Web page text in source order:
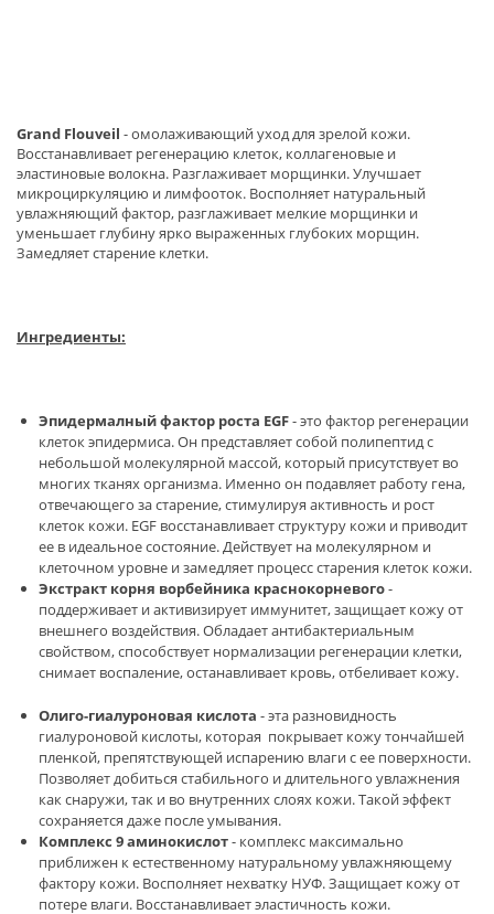
Grand Flouveil - омолаживающий уход для зрелой кожи.
Восстанавливает регенерацию клеток, коллагеновые и
эластиновые волокна. Разглаживает морщинки. Улучшает
микроциркуляцию и лимфооток. Восполняет натуральный
увлажняющий фактор, разглаживает мелкие морщинки и
уменьшает глубину ярко выраженных глубоких морщин.
Замедляет старение клетки.
Ингредиенты:
Эпидермалный фактор роста EGF- это фактор регенерации
клеток эпидермиса. Он представляет собой полипептид с
небольшой молекулярной массой, который присутствует во
многих тканях организма. Именно он подавляет работу гена,
отвечающего за старение, стимулируя активность и рост
клеток кожи. EGF восстанавливает структуру кожи и приводит
ее в идеальное состояние. Действует на молекулярном и
клеточном уровне и замедляет процесс старения клеток кожи.
Экстракт корня ворбейника краснокорневого-
поддерживает и активизирует иммунитет, защищает кожу от
внешнего воздействия. Обладает антибактериальным
свойством, способствует нормализации регенерации клетки,
снимает воспаление, останавливает кровь, отбеливает кожу.
Олиго-гиалуроновая кислота - эта разновидность
гиалуроновой кислоты, которая покрывает кожу тончайшей
пленкой, препятствующей испарению влаги с ее поверхности.
Позволяет добиться стабильного и длительного увлажнения
как снаружи, так и во внутренних слоях кожи. Такой эффект
сохраняется даже после умывания.
Комплекс 9 аминокислот- комплекс максимально
приближен к естественному натуральному увлажняющему
фактору кожи. Восполняет нехватку НУФ. Защищает кожу от
потере влаги. Восстанавливает эластичность кожи.